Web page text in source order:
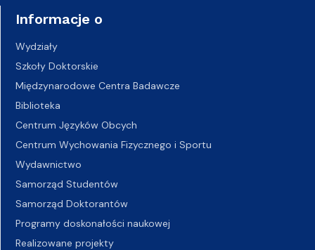
Informacje o
Wydziały
Szkoły Doktorskie
Międzynarodowe Centra Badawcze
Biblioteka
Centrum Języków Obcych
Centrum Wychowania Fizycznego i Sportu
Wydawnictwo
Samorząd Studentów
Samorząd Doktorantów
Programy doskonałości naukowej
Realizowane projekty